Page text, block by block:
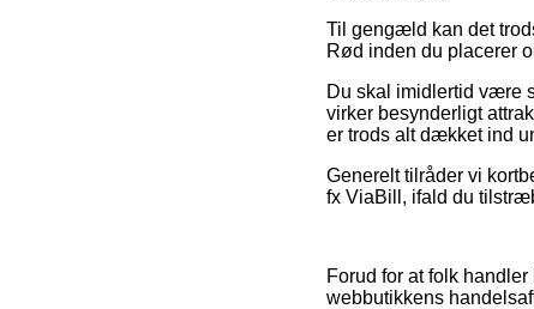
Til gengæld kan det
Rød inden du placerer
Du skal imidlertid være
virker besynderligt
er trods alt dækket ind
Generelt tilråder vi
fx ViaBill, ifald du
Forud for at folk
webbutikkens